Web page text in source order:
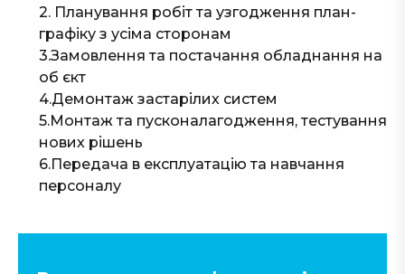
2. Планування робіт та узгодження план-
графіку з усіма сторонам
3.Замовлення та постачання обладнання на
об єкт
4.Демонтаж застарілих систем
5.Монтаж та пусконалагодження, тестування
нових рішень
6.Передача в експлуатацію та навчання
персоналу